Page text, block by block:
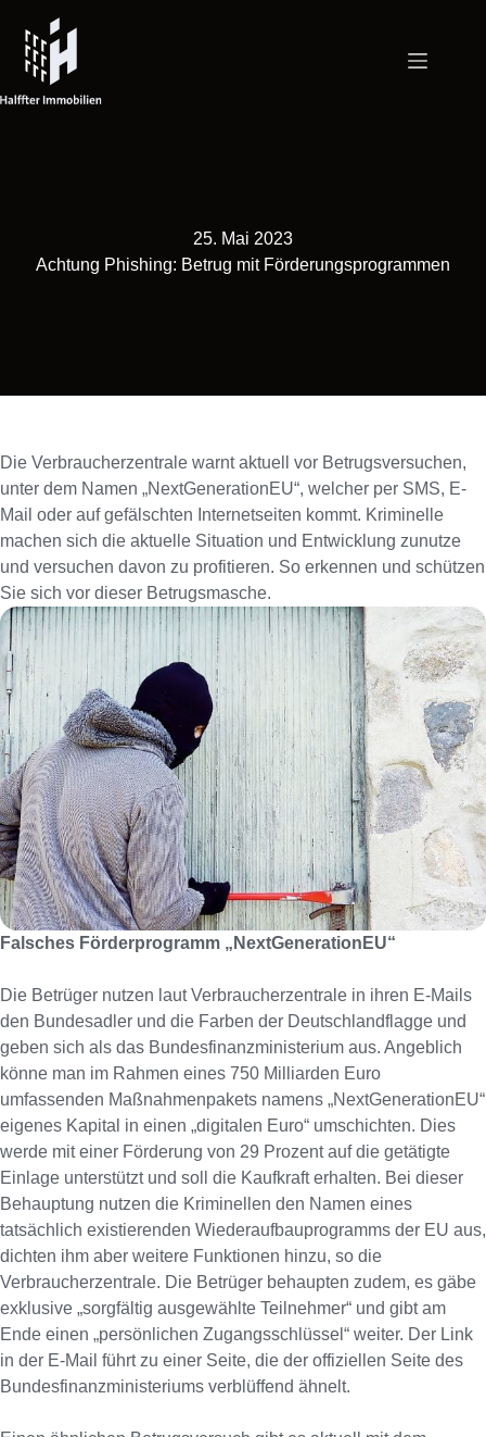
Inhalt
springen
25. Mai 2023
Achtung Phishing: Betrug mit Förderungsprogrammen
Die Verbraucherzentrale warnt aktuell vor Betrugsversuchen,
unter dem Namen „NextGenerationEU“, welcher per SMS, E-
Mail oder auf gefälschten Internetseiten kommt. Kriminelle
machen sich die aktuelle Situation und Entwicklung zunutze
und versuchen davon zu profitieren. So erkennen und schützen
Sie sich vor dieser Betrugsmasche.
Falsches Förderprogramm „NextGenerationEU“
Die Betrüger nutzen laut Verbraucherzentrale in ihren E-Mails
den Bundesadler und die Farben der Deutschlandflagge und
geben sich als das Bundesfinanzministerium aus. Angeblich
könne man im Rahmen eines 750 Milliarden Euro
umfassenden Maßnahmenpakets namens „NextGenerationEU“
eigenes Kapital in einen „digitalen Euro“ umschichten. Dies
werde mit einer Förderung von 29 Prozent auf die getätigte
Einlage unterstützt und soll die Kaufkraft erhalten. Bei dieser
Behauptung nutzen die Kriminellen den Namen eines
tatsächlich existierenden Wiederaufbauprogramms der EU aus,
dichten ihm aber weitere Funktionen hinzu, so die
Verbraucherzentrale. Die Betrüger behaupten zudem, es gäbe
exklusive „sorgfältig ausgewählte Teilnehmer“ und gibt am
Ende einen „persönlichen Zugangsschlüssel“ weiter. Der Link
in der E-Mail führt zu einer Seite, die der offiziellen Seite des
Bundesfinanzministeriums verblüffend ähnelt.